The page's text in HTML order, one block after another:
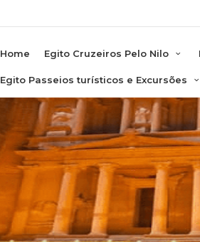
Home Egito Cruzeiros Pelo Nilo
Egito Passeios turísticos e Excursões